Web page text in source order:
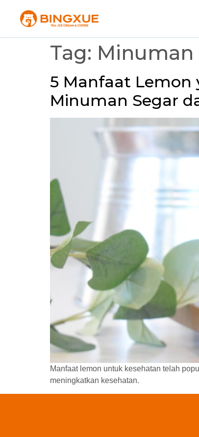
Tag: Minuman
5 Manfaat Lemon
Minuman Segar
Manfaat lemon untuk kesehatan telah
meningkatkan kesehatan.